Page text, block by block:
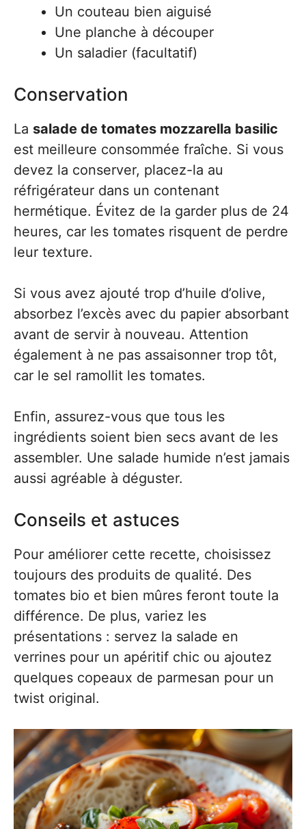
Un couteau bien aiguisé
Une planche à découper
Un saladier (facultatif)
Conservation
La salade de tomates mozzarella basilic
est meilleure consommée fraîche. Si vous
devez la conserver, placez-la au
réfrigérateur dans un contenant
hermétique. Évitez de la garder plus de 24
heures, car les tomates risquent de perdre
leur texture.
Si vous avez ajouté trop d’huile d’olive,
absorbez l’excès avec du papier absorbant
avant de servir à nouveau. Attention
également à ne pas assaisonner trop tôt,
car le sel ramollit les tomates.
Enfin, assurez-vous que tous les
ingrédients soient bien secs avant de les
assembler. Une salade humide n’est jamais
aussi agréable à déguster.
Conseils et astuces
Pour améliorer cette recette, choisissez
toujours des produits de qualité. Des
tomates bio et bien mûres feront toute la
différence. De plus, variez les
présentations : servez la salade en
verrines pour un apéritif chic ou ajoutez
quelques copeaux de parmesan pour un
twist original.